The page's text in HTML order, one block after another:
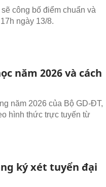
công bố điểm chuẩn và
ngày 13/8.
năm 2026 và cách
năm 2026 của Bộ GD-ĐT,
hình thức trực tuyến từ
ký xét tuyển đại